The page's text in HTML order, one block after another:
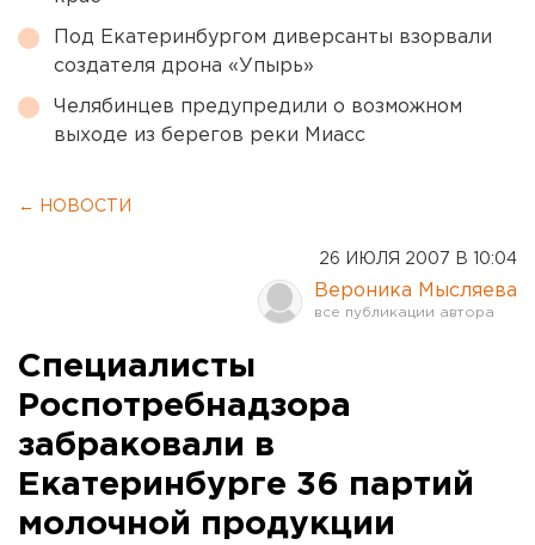
Под Екатеринбургом диверсанты взорвали
создателя дрона «Упырь»
Челябинцев предупредили о возможном
выходе из берегов реки Миасс
← НОВОСТИ
26 ИЮЛЯ 2007 В 10:04
Вероника Мысляева
Специалисты
Роспотребнадзора
забраковали в
Екатеринбурге 36 партий
молочной продукции